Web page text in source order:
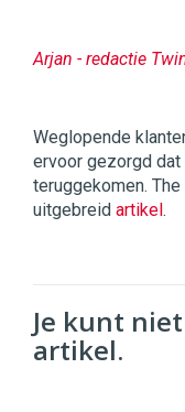
Arjan - redactie
Weglopende
ervoor gezorgd
teruggekomen.
uitgebreid artikel .
Je kunt
artikel.